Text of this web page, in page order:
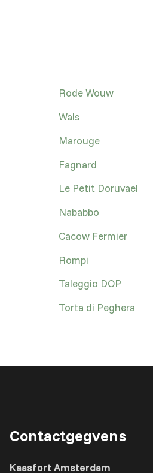
Rode Wouw
Wals
Marouge
Fagnard
Le Petit Doruvael
Nababbo
Cacow Fermier
Rompi
Taleggio DOP
Torta di Peghera
Contactgegvens
Kaasfort Amsterdam